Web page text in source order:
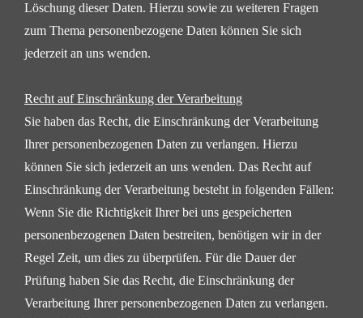
Löschung dieser Daten. Hierzu sowie zu weiteren Fragen
zum Thema personenbezogene Daten können Sie sich
jederzeit an uns wenden.
Recht auf Einschränkung der Verarbeitung
Sie haben das Recht, die Einschränkung der Verarbeitung
Ihrer personenbezogenen Daten zu verlangen. Hierzu
können Sie sich jederzeit an uns wenden. Das Recht auf
Einschränkung der Verarbeitung besteht in folgenden Fällen:
Wenn Sie die Richtigkeit Ihrer bei uns gespeicherten
personenbezogenen Daten bestreiten, benötigen wirin der
Regel Zeit, um dies zu überprüfen. Für die Dauer der
Prüfung haben Sie das Recht, die Einschränkung der
Verarbeitung Ihrer personenbezogenen Daten zu verlangen.